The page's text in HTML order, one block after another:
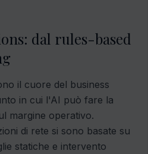
dal rules-based
il cuore del business
in cui l'AI può fare la
margine operativo.
di rete si sono basate su
statiche e intervento